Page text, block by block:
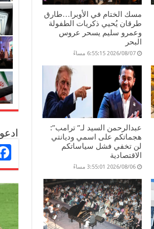
مسك الختام في الأوبرا…طارق
طرقان يُحيي ذكريات الطفولة
وعمرو سليم يسحر عروس
البحر
2026/08/07 6:55:15 مساءً
عبدالرحمن السيد لـ” ترامب”:
هجماتكم على اسمي وديانتي
لن تخفي فشل سياساتكم
الاقتصادية
2026/08/06 3:55:01 مساءً